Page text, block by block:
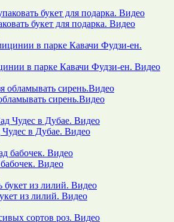
букет для подарка. Видео
в парке Кавачи Фудзи-ен. Видео
сирень.Видео
в Дубае. Видео
Видео
из лилий. Видео